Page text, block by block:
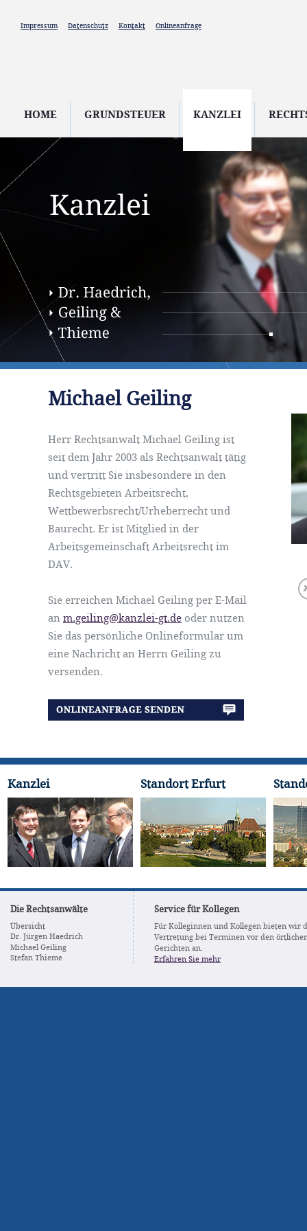
HOME GRUNDSTEUER KANZLEI
Impressum Datenschutz Kontakt Onlineanfrage
Michael Geiling
Herr Rechtsanwalt Michael Geiling ist
seit dem Jahr 2003 als Rechtsanwalt tätig
und vertritt Sie insbesondere in den
Rechtsgebieten Arbeitsrecht,
Wettbewerbsrecht/Urheberrecht und
Baurecht. Er ist Mitglied in der
Arbeitsgemeinschaft Arbeitsrecht im
DAV.
Sie erreichen Michael Geiling per E-Mail
an m.geiling@kanzlei-gt.de oder nutzen
Sie das persönliche Onlineformular um
eine Nachricht an Herrn Geiling zu
versenden.
Kanzlei Standort Erfurt
Die Rechtsanwälte
Übersicht
Dr. Jürgen Haedrich
Michael Geiling
Stefan Thieme
Service für Kollegen
Für Kolleginnen und Kollegen bieten wir
Vertretung bei Terminen vor den
Gerichten an.
Erfahren Sie mehr